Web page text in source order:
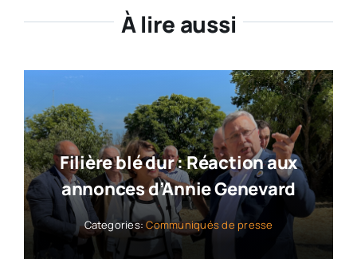
À lire aussi
Filière blé dur : Réaction aux
annonces d’Annie Genevard
Categories:Communiqués de presse